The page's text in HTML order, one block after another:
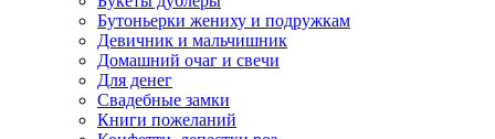
Бутоньерки жениху и подружкам
Девичник и мальчишник
Домашний очаг и свечи
Для денег
Свадебные замки
Книги пожеланий